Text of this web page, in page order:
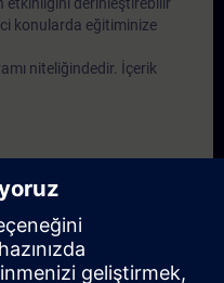
konularda eğitiminize
niteliğindedir. İçerik